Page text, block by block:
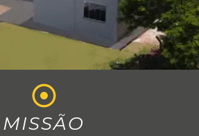
MISSÃO